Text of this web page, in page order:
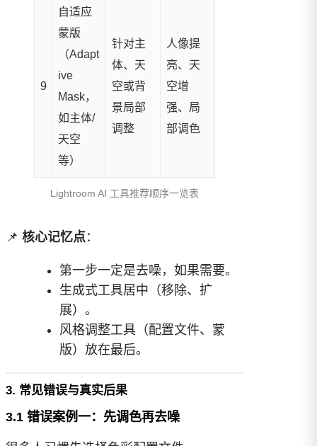
9
自适应
蒙版
（Adapt
ive
Mask，
如主体/
天空
等）
针对主
体、天
空或背
景局部
调整
人像提
亮、天
空增
强、局
部调色
Lightroom AI 工具推荐顺序一览表
📌 核心记忆点 ：
第一步一定是去噪，如果需要。
生成式工具居中（移除、扩
展）。
风格调整工具（配置文件、蒙
版）放在最后。
3. 常见错误与真实后果
3.1 错误案例一：先调色再去噪